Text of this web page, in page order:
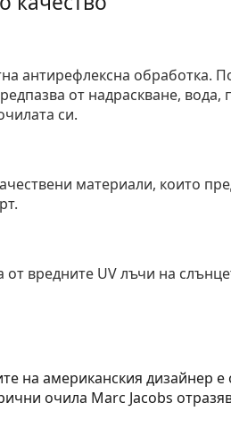
антирефлексна обработка.
от надраскване, вода,
си.
материали, които
вредните UV лъчи на
на американския дизайнер е
очила Marc Jacobs